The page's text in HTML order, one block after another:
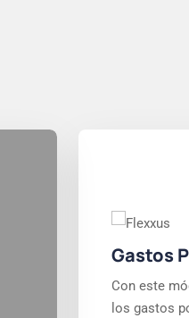
Gastos
Con este
los gastos